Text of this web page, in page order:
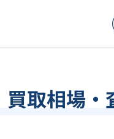
取相場・